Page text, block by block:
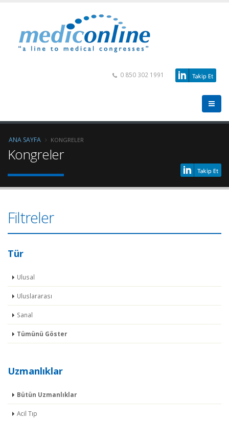
0 850 302 1991
ANA SAYFA KONGRELER
Kongreler
Filtreler
Tür
Ulusal
Uluslararası
Sanal
Tümünü Göster
Uzmanlıklar
Bütün Uzmanlıklar
Acil Tıp